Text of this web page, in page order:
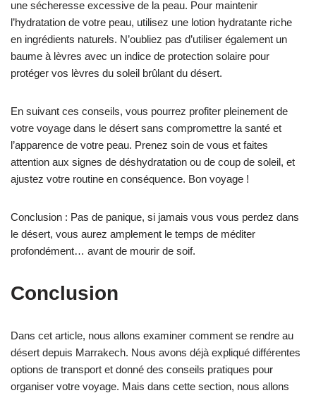
une sécheresse excessive de la peau. Pour maintenir
l’hydratation de votre peau, utilisez une lotion hydratante riche
en ingrédients naturels. N’oubliez pas d’utiliser également un
baume à lèvres avec un indice de protection solaire pour
protéger vos lèvres du soleil brûlant du désert.
En suivant ces conseils, vous pourrez profiter pleinement de
votre voyage dans le désert sans compromettre la santé et
l’apparence de votre peau. Prenez soin de vous et faites
attention aux signes de déshydratation ou de coup de soleil, et
ajustez votre routine en conséquence. Bon voyage !
Conclusion : Pas de panique, si jamais vous vous perdez dans
le désert, vous aurez amplement le temps de méditer
profondément… avant de mourir de soif.
Conclusion
Dans cet article, nous allons examiner comment se rendre au
désert depuis Marrakech. Nous avons déjà expliqué différentes
options de transport et donné des conseils pratiques pour
organiser votre voyage. Mais dans cette section, nous allons